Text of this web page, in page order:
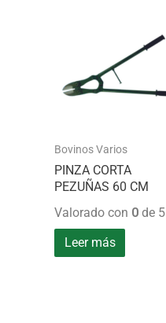
Bovinos Varios
PINZA CORTA
PEZUÑAS 60 CM
Valorado con 0 de 5
Leer más